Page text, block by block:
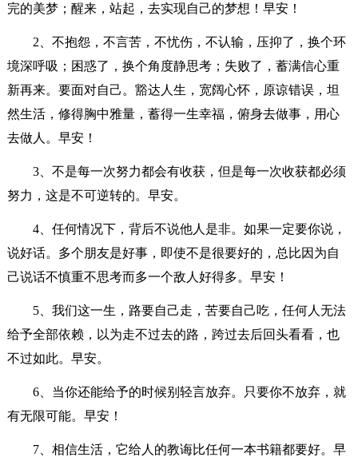
完的美梦；醒来，站起，去实现自己的梦想！早安！
2、不抱怨，不言苦，不忧伤，不认输，压抑了，换个环
境深呼吸；困惑了，换个角度静思考；失败了，蓄满信心重
新再来。要面对自己。豁达人生，宽阔心怀，原谅错误，坦
然生活，修得胸中雅量，蓄得一生幸福，俯身去做事，用心
去做人。早安！
3、不是每一次努力都会有收获，但是每一次收获都必须
努力，这是不可逆转的。早安。
4、任何情况下，背后不说他人是非。如果一定要你说，
说好话。多个朋友是好事，即使不是很要好的，总比因为自
己说话不慎重不思考而多一个敌人好得多。早安！
5、我们这一生，路要自己走，苦要自己吃，任何人无法
给予全部依赖，以为走不过去的路，跨过去后回头看看，也
不过如此。早安。
6、当你还能给予的时候别轻言放弃。只要你不放弃，就
有无限可能。早安！
7、相信生活，它给人的教诲比任何一本书籍都要好。早